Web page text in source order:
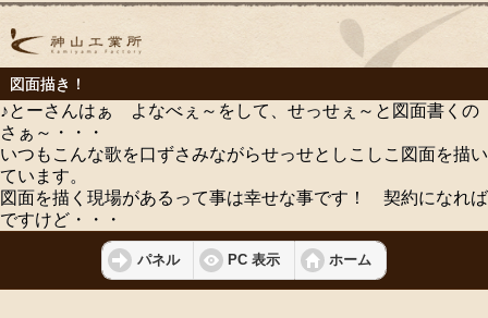
図面描き！
♪とーさんはぁ よなべぇ～をして、せっせぇ～と図面書くの
さぁ～・・・
いつもこんな歌を口ずさみながらせっせとしこしこ図面を描い
ています。
図面を描く現場があるって事は幸せな事です！ 契約になれば
ですけど・・・
パネル PC 表示 ホーム